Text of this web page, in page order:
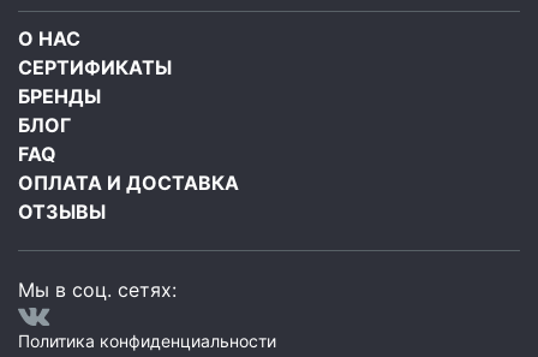
О НАС
СЕРТИФИКАТЫ
БРЕНДЫ
БЛОГ
FAQ
ОПЛАТА И ДОСТАВКА
ОТЗЫВЫ
Мы в соц. сетях:
Политика конфиденциальности